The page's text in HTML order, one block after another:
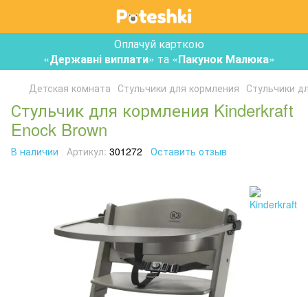
Оплачуй карткою
«Державні виплати» та «Пакунок Малюка»
Детская комната Стульчики для кормления Стульчики
Стульчик для кормления Kinderkraft
Enock Brown
В наличии Артикул: 301272 Оставить отзыв